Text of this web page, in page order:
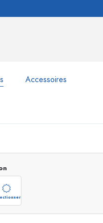
Accessoires
Bocaux